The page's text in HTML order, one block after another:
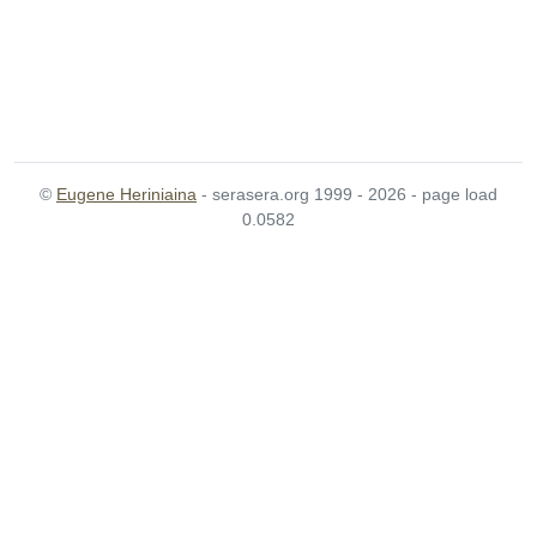
© Eugene Heriniaina - serasera.org 1999 - 2026 - page load
0.0582